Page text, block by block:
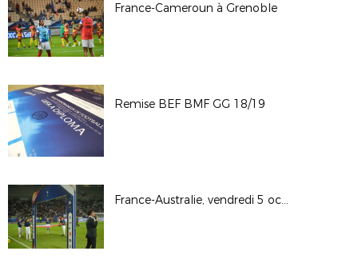
France-Cameroun à Grenoble
Remise BEF BMF GG 18/19
France-Australie, vendredi 5 octobre 2018 à St-Etienne